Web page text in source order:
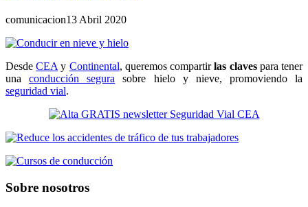
comunicacion13 Abril 2020
DesdeCEA y Continental, queremos compartirlas clavespara tener
unaconducción segura sobre hielo y nieve, promoviendo la
seguridad vial.
Sobre nosotros